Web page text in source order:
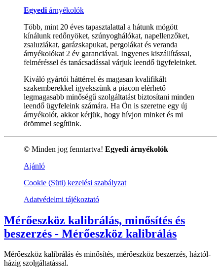
Egyedi árnyékolók
Több, mint 20 éves tapasztalattal a hátunk mögött
kínálunk redőnyöket, szúnyoghálókat, napellenzőket,
zsaluziákat, garázskapukat, pergolákat és veranda
árnyékolókat 2 év garanciával. Ingyenes kiszállítással,
felméréssel és tanácsadással várjuk leendő ügyfeleinket.
Kiváló gyártói háttérrel és magasan kvalifikált
szakemberekkel igyekszünk a piacon elérhető
legmagasabb minőségű szolgáltatást biztosítani minden
leendő ügyfeleink számára. Ha Ön is szeretne egy új
árnyékolót, akkor kérjük, hogy hívjon minket és mi
örömmel segítünk.
© Minden jog fenntartva! Egyedi árnyékolók
Ajánló
Cookie (Süti) kezelési szabályzat
Adatvédelmi tájékoztató
Mérőeszköz kalibrálás, minősítés és
beszerzés - Mérőeszköz kalibrálás
Mérőeszköz kalibrálás és minősítés, mérőeszköz beszerzés, háztól-
házig szolgáltatással.